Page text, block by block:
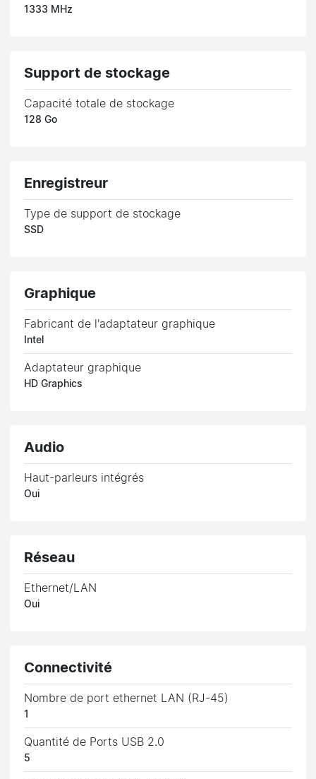
1333 MHz
Support de stockage
Capacité totale de stockage
128 Go
Enregistreur
Type de support de stockage
SSD
Graphique
Fabricant de l'adaptateur graphique
Intel
Adaptateur graphique
HD Graphics
Audio
Haut-parleurs intégrés
Oui
Réseau
Ethernet/LAN
Oui
Connectivité
Nombre de port ethernet LAN (RJ-45)
1
Quantité de Ports USB 2.0
5